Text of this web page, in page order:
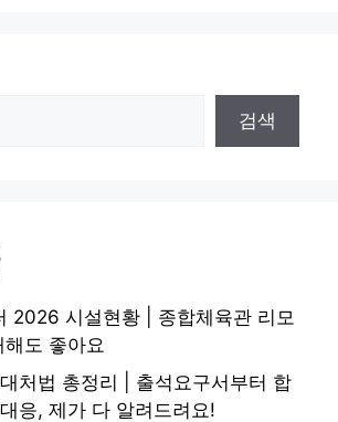
검색
2026 시설현황 | 종합체육관 리모
도 좋아요
처법 총정리 | 출석요구서부터 합
응, 제가 다 알려드려요!